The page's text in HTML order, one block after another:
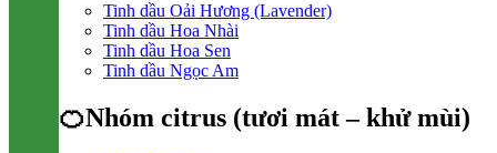
Tinh dầu Oải Hương (Lavender)
Tinh dầu Hoa Nhài
Tinh dầu Hoa Sen
Tinh dầu Ngọc Am
🍊Nhóm citrus (tươi mát – khử mùi)